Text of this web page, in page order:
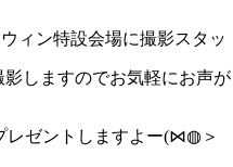
ィン特設会場に撮影スタッ
しますのでお気軽にお声が
レゼントしますよー(⋈◍＞